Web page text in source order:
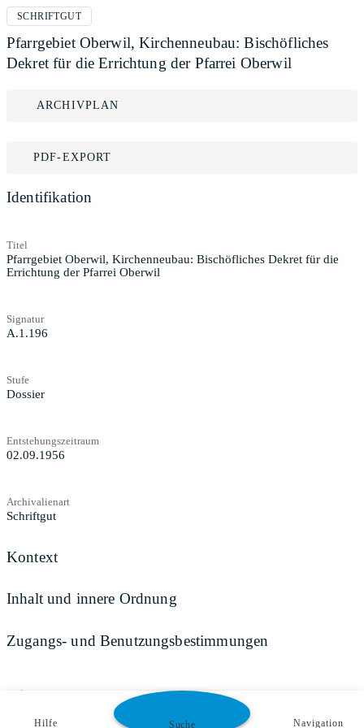
SCHRIFTGUT
Pfarrgebiet Oberwil, Kirchenneubau: Bischöfliches
Dekret für die Errichtung der Pfarrei Oberwil
ARCHIVPLAN
PDF-EXPORT
Identifikation
Titel
Pfarrgebiet Oberwil, Kirchenneubau: Bischöfliches Dekret für die
Errichtung der Pfarrei Oberwil
Signatur
A.1.196
Stufe
Dossier
Entstehungszeitraum
02.09.1956
Archivalienart
Schriftgut
Kontext
Inhalt und innere Ordnung
Zugangs- und Benutzungsbestimmungen
Teilen
Hilfe Suche Navigation